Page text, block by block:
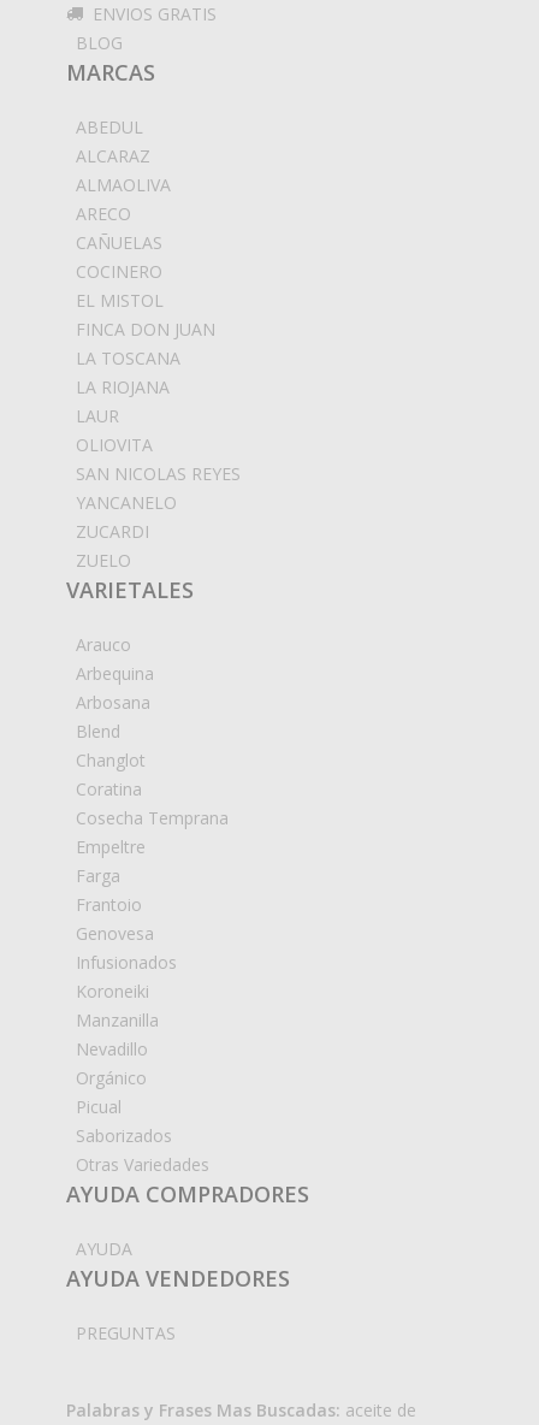
ENVIOS GRATIS
BLOG
MARCAS
ABEDUL
ALCARAZ
ALMAOLIVA
ARECO
CAÑUELAS
COCINERO
EL MISTOL
FINCA DON JUAN
LA TOSCANA
LA RIOJANA
LAUR
OLIOVITA
SAN NICOLAS REYES
YANCANELO
ZUCARDI
ZUELO
VARIETALES
Arauco
Arbequina
Arbosana
Blend
Changlot
Coratina
Cosecha Temprana
Empeltre
Farga
Frantoio
Genovesa
Infusionados
Koroneiki
Manzanilla
Nevadillo
Orgánico
Picual
Saborizados
Otras Variedades
AYUDA COMPRADORES
AYUDA
AYUDA VENDEDORES
PREGUNTAS
Palabras y Frases Mas Buscadas: aceite de